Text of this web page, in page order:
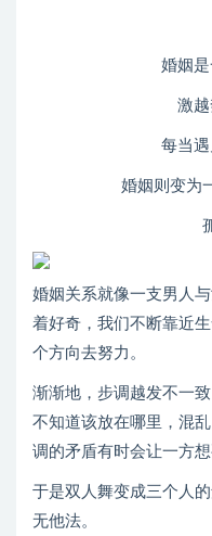
婚姻是
激越
每当遇
婚姻则变为
婚姻关系就像一支男人
着好奇，我们不断靠近
个方向去努力。
渐渐地，步调越发不一
不知道该放在哪里，混
调的矛盾有时会让一方想
于是双人舞变成三个人
无他法。